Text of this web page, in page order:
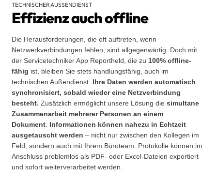
TECHNISCHER AUSSENDIENST
Effizienz auch offline
Die Herausforderungen, die oft auftreten, wenn
Netzwerkverbindungen fehlen, sind allgegenwärtig. Doch mit
der Servicetechniker App Reportheld, die zu 100% offline-
fähig ist, bleiben Sie stets handlungsfähig, auch im
technischen Außendienst. Ihre Daten werden automatisch
synchronisiert, sobald wieder eine Netzverbindung
besteht. Zusätzlich ermöglicht unsere Lösung die simultane
Zusammenarbeit mehrerer Personen an einem
Dokument. Informationen können nahezu in Echtzeit
ausgetauscht werden – nicht nur zwischen den Kollegen im
Feld, sondern auch mit Ihrem Büroteam. Protokolle können im
Anschluss problemlos als PDF- oder Excel-Dateien exportiert
und sofort weiterverarbeitet werden.